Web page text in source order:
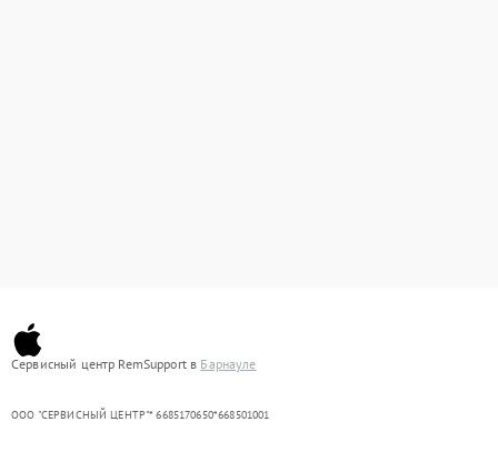
Сервисный центр RemSupport в Барнауле
ООО "СЕРВИСНЫЙ ЦЕНТР"* 6685170650*668501001